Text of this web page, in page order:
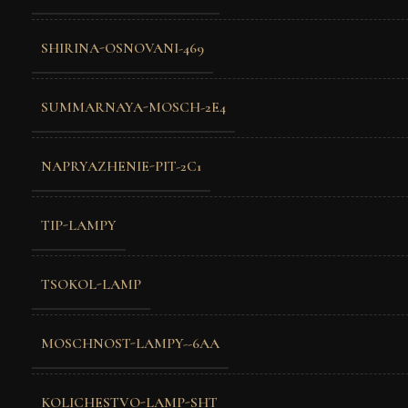
SHIRINA-OSNOVANI-469
SUMMARNAYA-MOSCH-2E4
NAPRYAZHENIE-PIT-2C1
TIP-LAMPY
TSOKOL-LAMP
MOSCHNOST-LAMPY--6AA
KOLICHESTVO-LAMP-SHT